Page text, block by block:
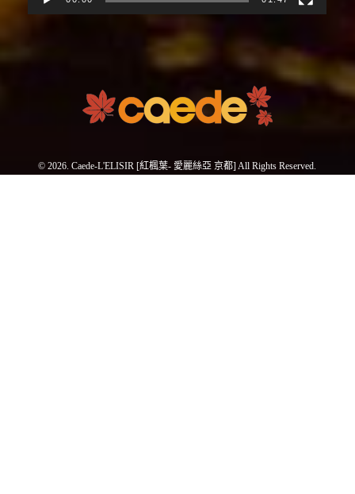
© 2026. Caede-L'ELISIR [紅楓葉- 愛麗絲亞 京都] All Rights Reserved.